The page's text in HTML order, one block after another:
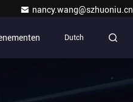
nancy.wang@szhuoniu.cn
Dutch